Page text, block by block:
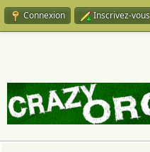
Connexion Inscrivez-vous